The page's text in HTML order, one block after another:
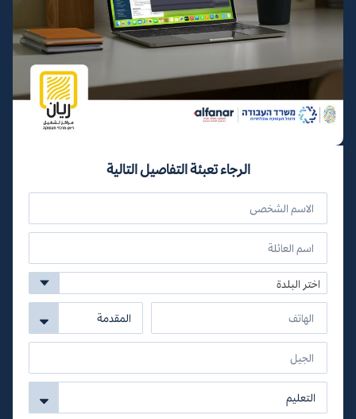
الرجاء تعبئة التفاصيل التالية
اختر البلدة